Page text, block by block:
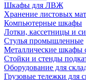
Шкафы для ЛВЖ
Хранение листовых
Компьютерные шкафы
Лотки, кассетницы и
Стулья промышленные
Металлические шкафы
Стойки и стенды
Оборудование для
Грузовые тележки для